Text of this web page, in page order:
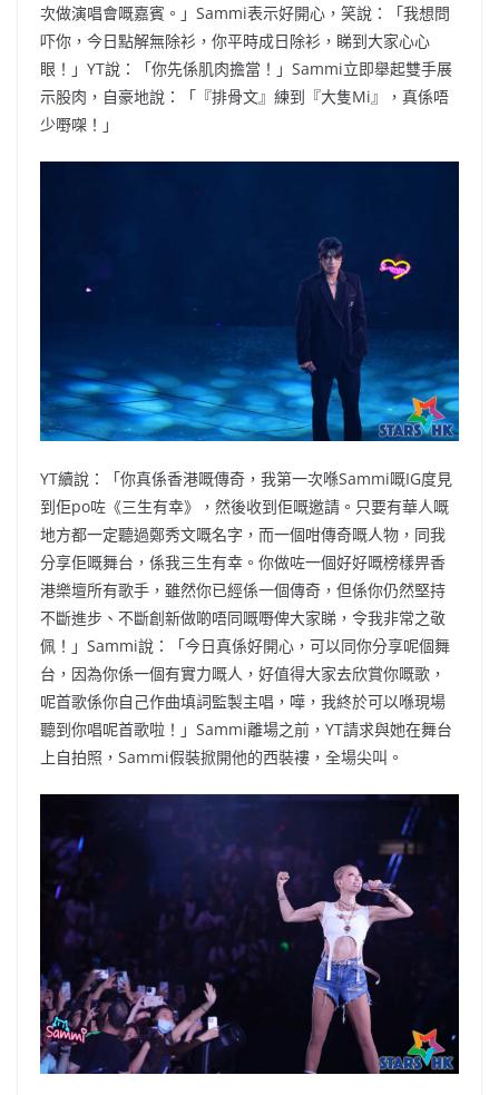
次做演唱會嘅嘉賓。」Sammi表示好開心，笑說：「我想問
吓你，今日點解無除衫，你平時成日除衫，睇到大家心心
眼！」YT說：「你先係肌肉擔當！」Sammi立即舉起雙手展
示股肉，自豪地說：「『排骨文』練到『大隻Mi』，真係唔
少嘢㗎！」
YT續說：「你真係香港嘅傳奇，我第一次喺Sammi嘅IG度見
到佢po咗《三生有幸》，然後收到佢嘅邀請。只要有華人嘅
地方都一定聽過鄭秀文嘅名字，而一個咁傳奇嘅人物，同我
分享佢嘅舞台，係我三生有幸。你做咗一個好好嘅榜樣畀香
港樂壇所有歌手，雖然你已經係一個傳奇，但係你仍然堅持
不斷進步、不斷創新做啲唔同嘅嘢俾大家睇，令我非常之敬
佩！」Sammi說：「今日真係好開心，可以同你分享呢個舞
台，因為你係一個有實力嘅人，好值得大家去欣賞你嘅歌，
呢首歌係你自己作曲填詞監製主唱，嘩，我終於可以喺現場
聽到你唱呢首歌啦！」Sammi離場之前，YT請求與她在舞台
上自拍照，Sammi假裝掀開他的西裝褸，全場尖叫。